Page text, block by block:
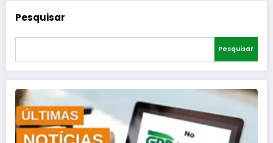
Pesquisar
Pesquisar